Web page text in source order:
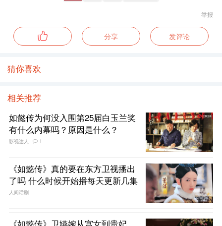
举报
分享 发评论
猜你喜欢
相关推荐
如懿传为何没入围第25届白玉兰奖
有什么内幕吗？原因是什么？
影视达人 1
《如懿传》真的要在东方卫视播出
了吗 什么时候开始播每天更新几集
人间话剧
《如懿传》卫嬿婉从宫女到贵妃，